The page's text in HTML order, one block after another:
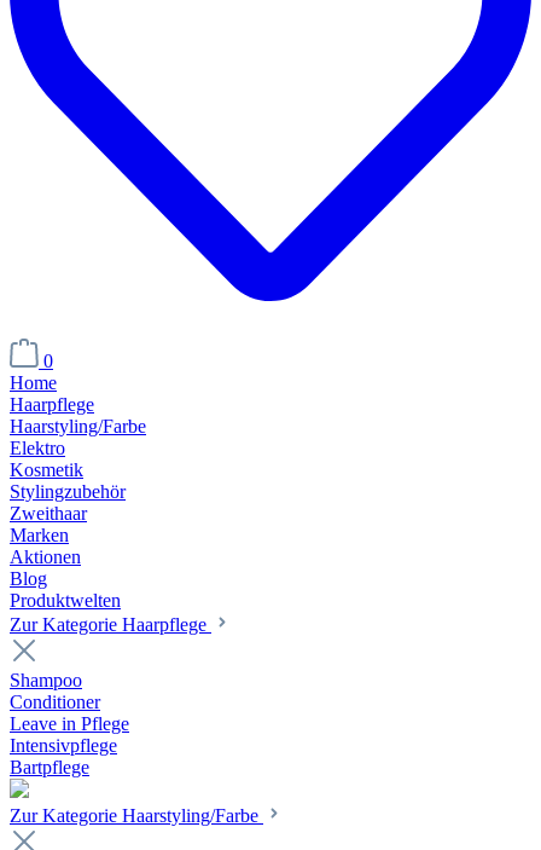
0
Home
Haarpflege
Haarstyling/Farbe
Elektro
Kosmetik
Stylingzubehör
Zweithaar
Marken
Aktionen
Blog
Produktwelten
Zur Kategorie Haarpflege
Shampoo
Conditioner
Leave in Pflege
Intensivpflege
Bartpflege
Zur Kategorie Haarstyling/Farbe